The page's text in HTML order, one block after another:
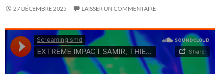
27 DÉCEMBRE 2025 LAISSER UN COMMENTAIRE